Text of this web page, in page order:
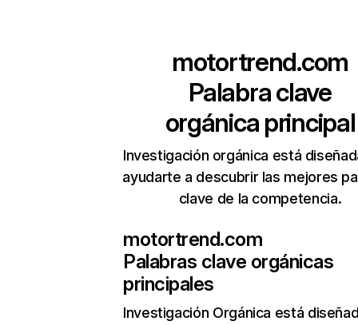
motortrend.com
Palabra clave
orgánica principal
Investigación orgánica está
ayudarte a descubrir las mejores
clave de la competencia.
motortrend.com
Palabras clave orgánicas
principales
Investigación Orgánica está